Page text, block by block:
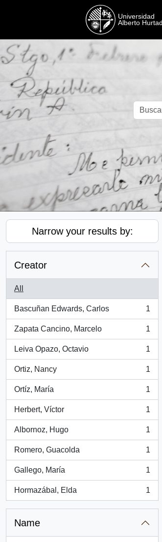
Narrow your results by:
Creator
All
Bascuñan Edwards, Carlos
, 1 results
1
Zapata Cancino, Marcelo
, 1 results
1
Leiva Opazo, Octavio
, 1 results
1
Ortiz, Nancy
, 1 results
1
Ortíz, María
, 1 results
1
Herbert, Víctor
, 1 results
1
Albornoz, Hugo
, 1 results
1
Romero, Guacolda
, 1 results
1
Gallego, María
, 1 results
1
Hormazábal, Elda
, 1 results
1
Name